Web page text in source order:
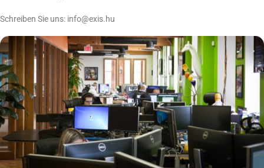
Schreiben Sie uns: info@exis.hu